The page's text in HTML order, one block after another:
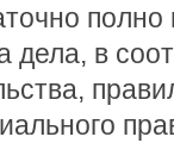
дела, в